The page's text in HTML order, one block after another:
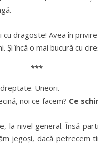
dragoste! Avea în
încă o mai bucură cu
***
Uneori.
noi ce facem? Ce
la nivel general. Însă
jegoși, dacă petrecem